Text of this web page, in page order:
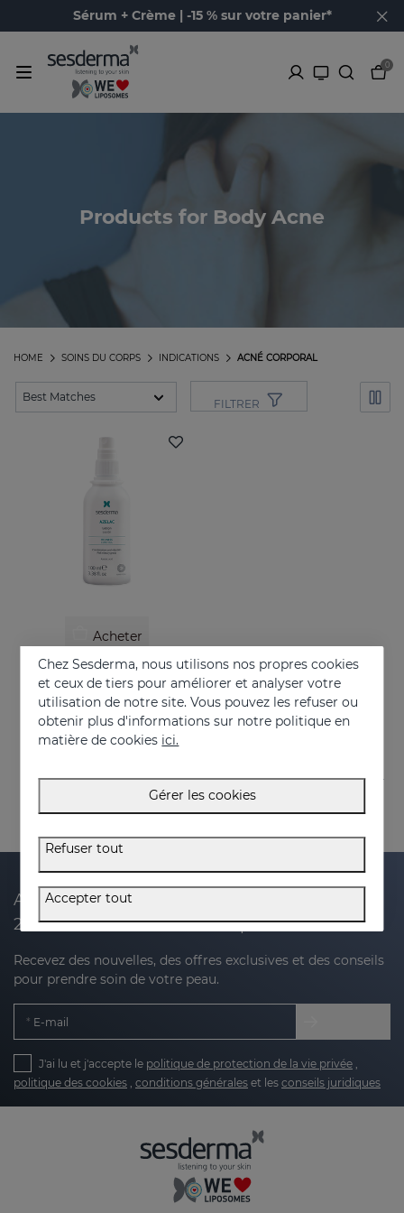
Sérum + Crème | -15 % sur votre panier*
0
Products for Body Acne
ACNÉ CORPORAL
INDICATIONS
SOINS DU CORPS
HOME
FILTRER
Acheter
AZELAC Lotion
Convient aux peaux grasses ou à tendance acnéique
26.95 €
Abonnez-vous à notre newsletter et recevez
20 % de réduction sur votre prochain achat
Recevez des nouvelles, des offres exclusives et des conseils
pour prendre soin de votre peau.
E-mail
J'ai lu et j'accepte le politique de protection de la vie privée ,
politique des cookies , conditions générales et les conseils juridiques
Chez Sesderma, nous utilisons nos propres cookies
et ceux de tiers pour améliorer et analyser votre
utilisation de notre site. Vous pouvez les refuser ou
obtenir plus d'informations sur notre politique en
matière de cookies ici.
Gérer les cookies
Refuser tout
Accepter tout